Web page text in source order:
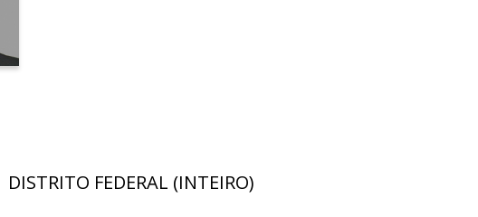
DISTRITO FEDERAL (INTEIRO)